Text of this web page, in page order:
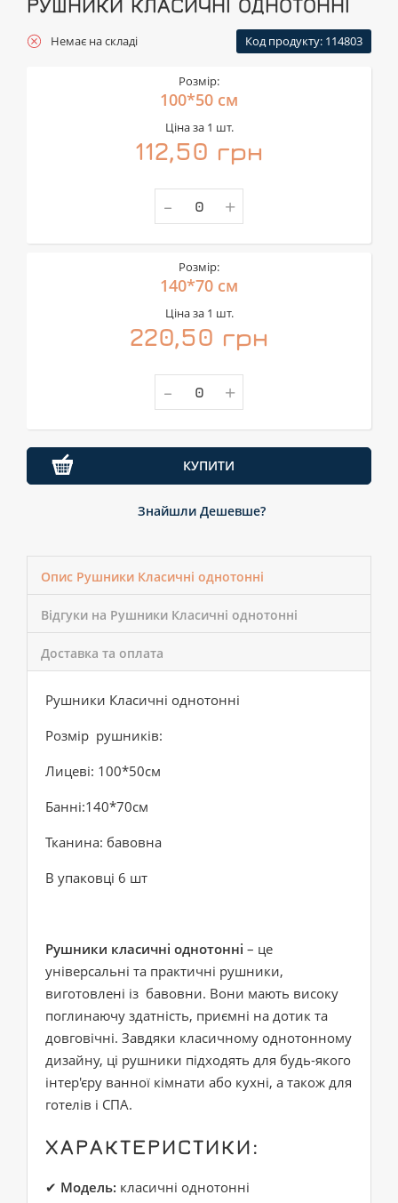
Немає на складі Код продукту: 114803
Розмір:
100*50 см
Ціна за 1 шт.
112,50 грн
- +
Розмір:
140*70 см
Ціна за 1 шт.
220,50 грн
- +
КУПИТИ
Знайшли Дешевше?
Опис Рушники Класичні однотонні
Відгуки на Рушники Класичні однотонні
Доставка та оплата
Рушники Класичні однотонні
Розмір рушників:
Лицеві: 100*50см
Банні:140*70см
Тканина: бавовна
В упаковці 6 шт
Рушники класичні однотонні – це
універсальні та практичні рушники,
виготовлені із бавовни. Вони мають високу
поглинаючу здатність, приємні на дотик та
довговічні. Завдяки класичному однотонному
дизайну, ці рушники підходять для будь-якого
інтер'єру ванної кімнати або кухні, а також для
готелів і СПА.
ХАРАКТЕРИСТИКИ:
✔ Модель: класичні однотонні